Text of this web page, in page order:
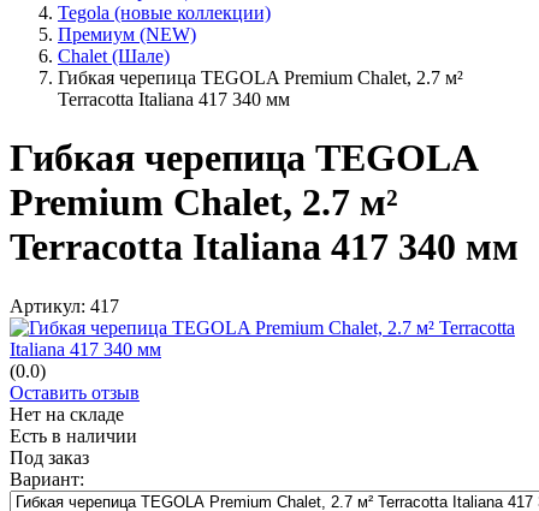
Tegola (новые коллекции)
Премиум (NEW)
Chalet (Шале)
Гибкая черепица TEGOLA Premium Chalet, 2.7 м²
Terracotta Italiana 417 340 мм
Гибкая черепица TEGOLA
Premium Chalet, 2.7 м²
Terracotta Italiana 417 340 мм
Артикул: 417
(0.0)
Оставить отзыв
Нет на складе
Есть в наличии
Под заказ
Вариант: